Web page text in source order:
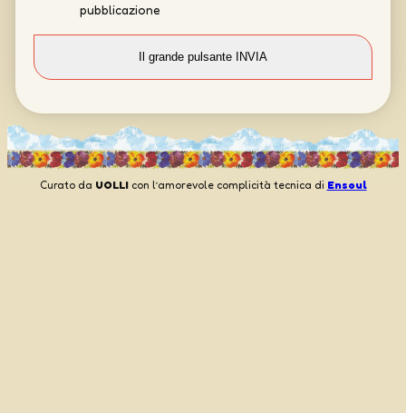
pubblicazione
Curato da UOLLIcon l’amorevole complicità tecnica di Ensoul